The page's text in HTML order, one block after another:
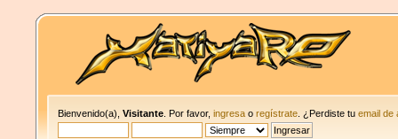
Bienvenido(a),Visitante . Por favor,ingresa oregístrate . ¿Perdiste tuemail de